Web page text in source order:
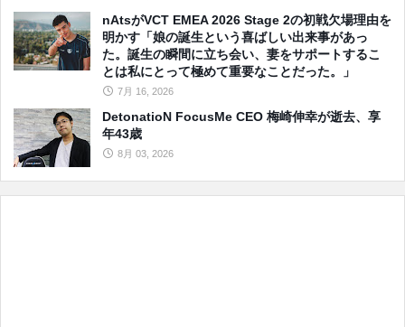
nAtsがVCT EMEA 2026 Stage 2の初戦欠場理由を
明かす「娘の誕生という喜ばしい出来事があっ
た。誕生の瞬間に立ち会い、妻をサポートするこ
とは私にとって極めて重要なことだった。」
7月 16, 2026
DetonatioN FocusMe CEO 梅崎伸幸が逝去、享
年43歳
8月 03, 2026